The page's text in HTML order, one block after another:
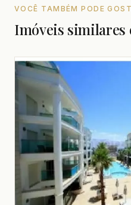
VOCÊ TAMBÉM PODE
Imóveis similares